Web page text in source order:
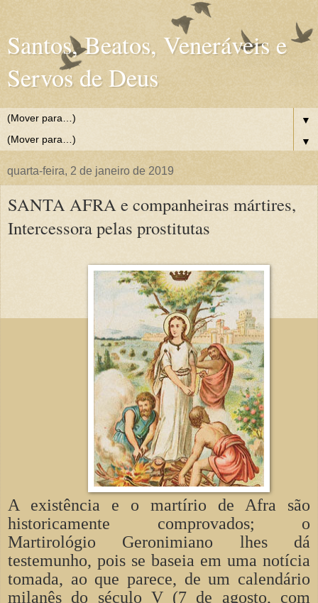
Santos, Beatos, Veneráveis e
Servos de Deus
▼
▼
quarta-feira, 2 de janeiro de 2019
SANTA AFRA e companheiras mártires,
Intercessora pelas prostitutas
A existência e o martírio de Afra são
historicamente comprovados; o
Martirológio Geronimiano lhes dá
testemunho, pois se baseia em uma notícia
tomada, ao que parece, de um calendário
milanês do século V (7 de agosto, com